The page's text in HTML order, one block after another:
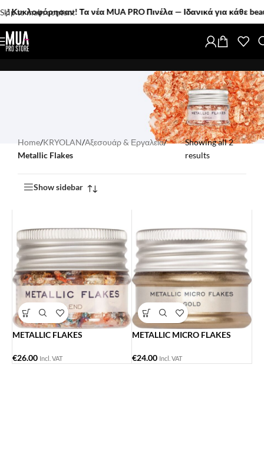
Skip to main contentΤα νέα MUA PRO Πινέλα — Ιδανικά για κάθε
Home/KRYOLAN/Αξεσουάρ & Εργαλεία/
Metallic Flakes
Showing all 2
results
Show sidebar
METALLIC FLAKES
€26.00 Incl. VAT
METALLIC MICRO FLAKES
€24.00 Incl. VAT